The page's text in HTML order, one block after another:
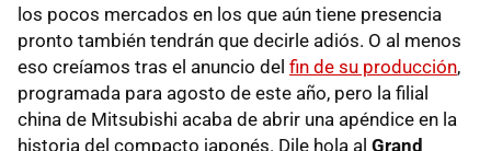
los pocos mercados en los que aún tiene presencia
pronto también tendrán que decirle adiós. O al menos
eso creíamos tras el anuncio del fin de su producción,
programada para agosto de este año, pero la filial
china de Mitsubishi acaba de abrir una apéndice en la
historia del compacto japonés. Dile hola al Grand